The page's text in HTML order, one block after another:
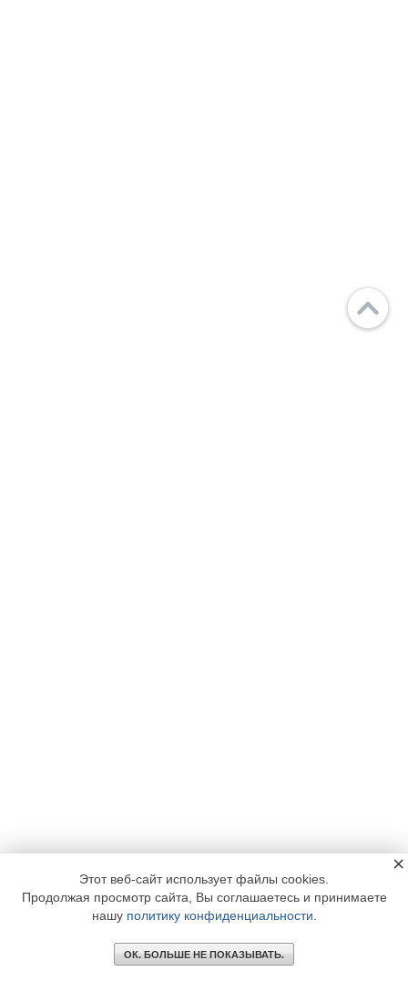
Этот веб-сайт использует файлы cookies.
Продолжая просмотр сайта, Вы соглашаетесь и принимаете
нашу политику конфиденциальности
ОК. БОЛЬШЕ НЕ ПОКАЗЫВАТЬ.
×